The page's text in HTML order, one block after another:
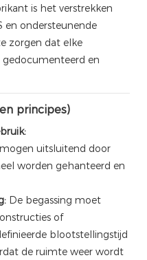
is het verstrekken
en ondersteunende
zorgen dat elke
en
principes)
uitsluitend door
worden gehanteerd en
De begassing moet
of
blootstellingstijd
de ruimte weer wordt